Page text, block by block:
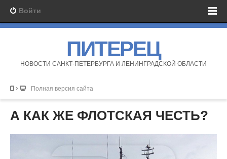
Войти
ПИТЕРЕЦ
НОВОСТИ САНКТ-ПЕТЕРБУРГА И ЛЕНИНГРАДСКОЙ ОБЛАСТИ
Полная версия сайта
А КАК ЖЕ ФЛОТСКАЯ ЧЕСТЬ?